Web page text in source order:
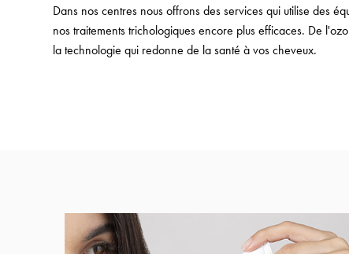
Dans nos centres nous offrons des services qui utilise des
nos traitements trichologiques encore plus efficaces. De
la technologie qui redonne de la santé à vos cheveux.